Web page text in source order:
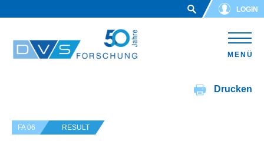
LOGIN
MENÜ
Drucken
FA 06 RESULT